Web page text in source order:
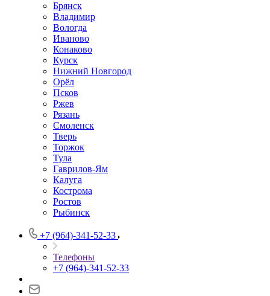
Брянск
Владимир
Вологда
Иваново
Конаково
Курск
Нижний Новгород
Орёл
Псков
Ржев
Рязань
Смоленск
Тверь
Торжок
Тула
Гаврилов-Ям
Калуга
Кострома
Ростов
Рыбинск
+7 (964)-341-52-33
Телефоны
+7 (964)-341-52-33